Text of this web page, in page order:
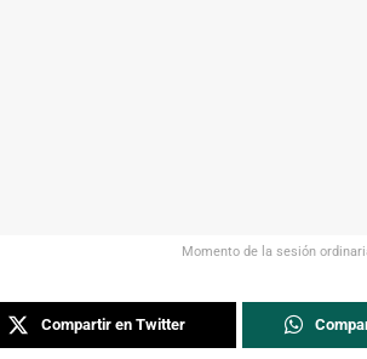
Momento de la sesión
Compartir en Twitter